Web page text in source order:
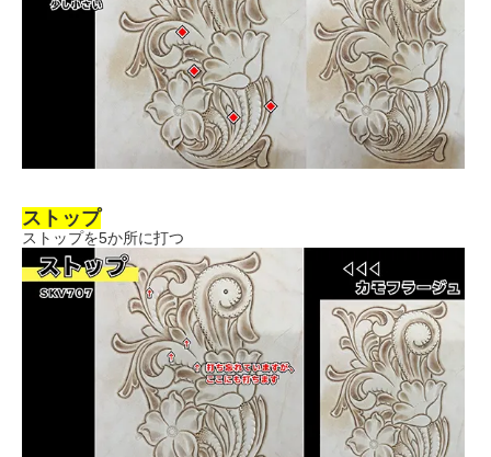
ストップ
ストップを5か所に打つ